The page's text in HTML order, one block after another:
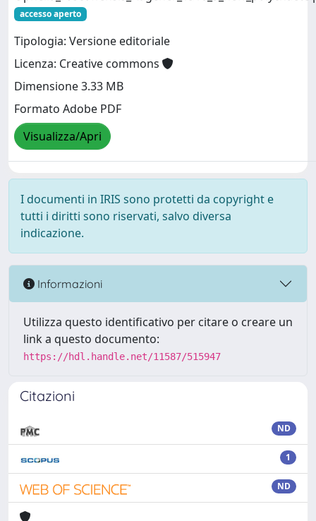
accesso aperto
Tipologia: Versione editoriale
Licenza: Creative commons
Dimensione 3.33 MB
Formato Adobe PDF
Visualizza/Apri
I documenti in IRIS sono protetti da copyright e
tutti i diritti sono riservati, salvo diversa
indicazione.
Informazioni
Utilizza questo identificativo per citare o creare un
link a questo documento:
https://hdl.handle.net/11587/515947
Citazioni
ND
1
ND